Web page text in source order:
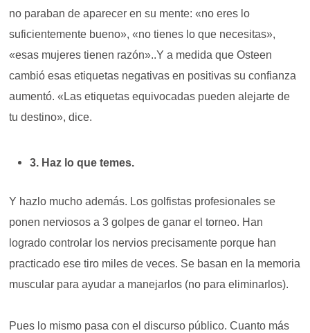
no paraban de aparecer en su mente: «no eres lo
suficientemente bueno», «no tienes lo que necesitas»,
«esas mujeres tienen razón»..Y a medida que Osteen
cambió esas etiquetas negativas en positivas su confianza
aumentó. «Las etiquetas equivocadas pueden alejarte de
tu destino», dice.
3. Haz lo que temes.
Y hazlo mucho además. Los golfistas profesionales se
ponen nerviosos a 3 golpes de ganar el torneo. Han
logrado controlar los nervios precisamente porque han
practicado ese tiro miles de veces. Se basan en la memoria
muscular para ayudar a manejarlos (no para eliminarlos).
Pues lo mismo pasa con el discurso público. Cuanto más